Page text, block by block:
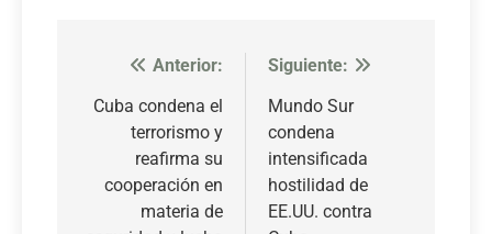
Navegación
de
entradas
Anterior:
Cuba condena el
terrorismo y
reafirma su
cooperación en
materia de
Siguiente:
Mundo Sur
condena
intensificada
hostilidad de
EE.UU. contra